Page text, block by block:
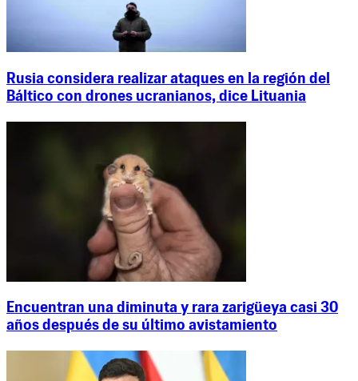
Rusia considera realizar ataques en la región del
Báltico con drones ucranianos, dice Lituania
Encuentran una diminuta y rara zarigüeya casi 30
años después de su último avistamiento